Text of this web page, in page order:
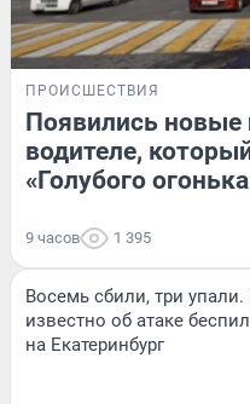
ПРОИСШЕСТВИЯ
Появились новые
водителе,
«Голубого
9 часов 1 395
Восемь сбили, три упали.
известно об атаке
на Екатеринбург